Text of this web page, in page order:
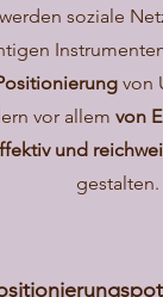
werden soziale
von
vor allem von
und
gestalten.